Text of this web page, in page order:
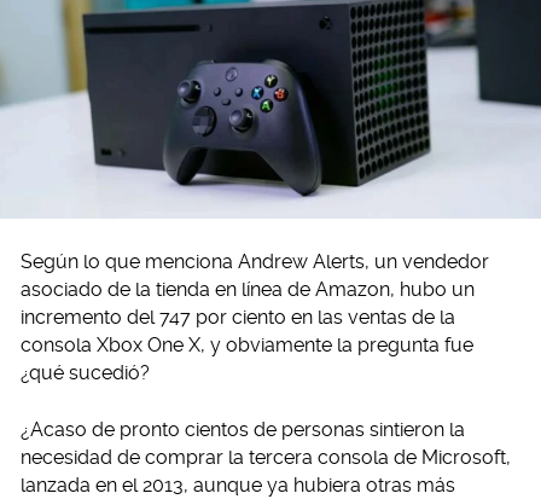
Según lo que menciona Andrew Alerts, un vendedor
asociado de la tienda en línea de Amazon, hubo un
incremento del 747 por ciento en las ventas de la
consola Xbox One X, y obviamente la pregunta fue
¿qué sucedió?
¿Acaso de pronto cientos de personas sintieron la
necesidad de comprar la tercera consola de Microsoft,
lanzada en el 2013, aunque ya hubiera otras más